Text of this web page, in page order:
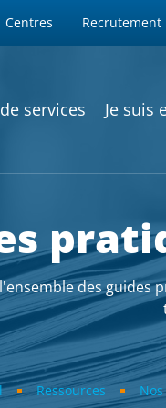
Centres Recrutement
services Je suis
des guides
Ressources